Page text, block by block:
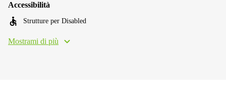
Accessibilità
Strutture per Disabled
Mostrami di più